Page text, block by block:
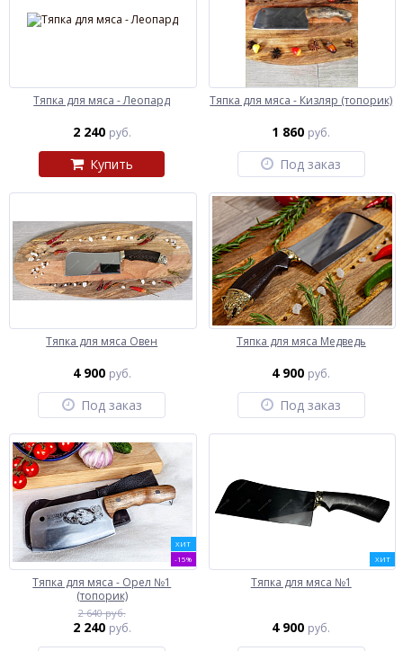
Тяпка для мяса - Леопард
2 240 руб.
Купить
Тяпка для мяса - Кизляр (топорик)
1 860 руб.
Под заказ
Тяпка для мяса Овен
4 900 руб.
Под заказ
Тяпка для мяса Медведь
4 900 руб.
Под заказ
ХИТ
-15%
Тяпка для мяса - Орел №1
(топорик)
2 640 руб.
2 240 руб.
ХИТ
Тяпка для мяса №1
4 900 руб.